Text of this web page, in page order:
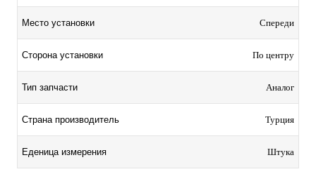
Место установки Спереди
Сторона установки По центру
Тип запчасти Аналог
Страна производитель Турция
Еденица измерения Штука